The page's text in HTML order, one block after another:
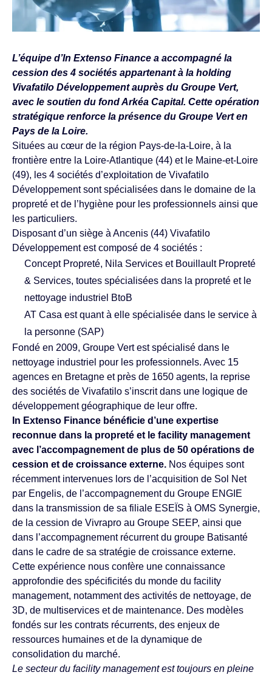
L’équipe d’In Extenso Finance a accompagné la
cession des 4 sociétés appartenant à la holding
Vivafatilo Développement auprès du Groupe Vert,
avec le soutien du fond Arkéa Capital. Cette opération
stratégique renforce la présence du Groupe Vert en
Pays de la Loire.
Situées au cœur de la région Pays-de-la-Loire, à la
frontière entre la Loire-Atlantique (44) et le Maine-et-Loire
(49), les 4 sociétés d’exploitation de Vivafatilo
Développement sont spécialisées dans le domaine de la
propreté et de l’hygiène pour les professionnels ainsi que
les particuliers.
Disposant d’un siège à Ancenis (44) Vivafatilo
Développement est composé de 4 sociétés :
Concept Propreté, Nila Services et Bouillault Propreté
& Services, toutes spécialisées dans la propreté et le
nettoyage industriel BtoB
AT Casa est quant à elle spécialisée dans le service à
la personne (SAP)
Fondé en 2009, Groupe Vert est spécialisé dans le
nettoyage industriel pour les professionnels. Avec 15
agences en Bretagne et près de 1650 agents, la reprise
des sociétés de Vivafatilo s’inscrit dans une logique de
développement géographique de leur offre.
In Extenso Finance bénéficie d’une expertise
reconnue dans la propreté et le facility management
avec l’accompagnement de plus de 50 opérations de
cession et de croissance externe. Nos équipes sont
récemment intervenues lors de l’acquisition de Sol Net
par Engelis, de l’accompagnement du Groupe ENGIE
dans la transmission de sa filiale ESEÏS à OMS Synergie,
de la cession de Vivrapro au Groupe SEEP, ainsi que
dans l’accompagnement récurrent du groupe Batisanté
dans le cadre de sa stratégie de croissance externe.
Cette expérience nous confère une connaissance
approfondie des spécificités du monde du facility
management, notamment des activités de nettoyage, de
3D, de multiservices et de maintenance. Des modèles
fondés sur les contrats récurrents, des enjeux de
ressources humaines et de la dynamique de
consolidation du marché.
Le secteur du facility management est toujours en pleine